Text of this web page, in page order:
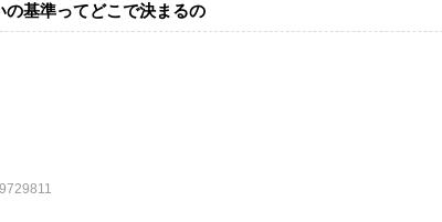
基準ってどこで決まるの